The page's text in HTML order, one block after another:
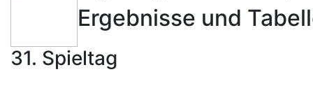
Ergebnisse und
31. Spieltag